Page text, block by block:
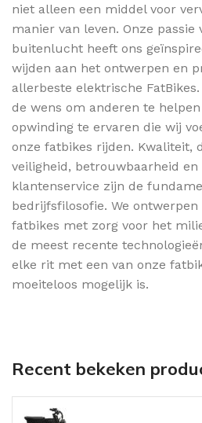
niet alleen een middel voor
manier van leven. Onze
buitenlucht heeft ons
wijden aan het ontwerpen en
allerbeste elektrische
de wens om anderen te
opwinding te ervaren die wij
onze fatbikes rijden. Kwaliteit,
veiligheid, betrouwbaarheid en
klantenservice zijn de
bedrijfsfilosofie. We
fatbikes met zorg voor het
de meest recente
elke rit met een van onze
moeiteloos mogelijk is.
Recent bekeken